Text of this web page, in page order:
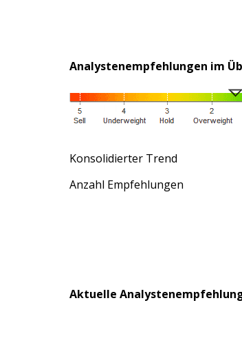
Analystenempfehlungen im
Konsolidierter Trend
Anzahl Empfehlungen
Aktuelle